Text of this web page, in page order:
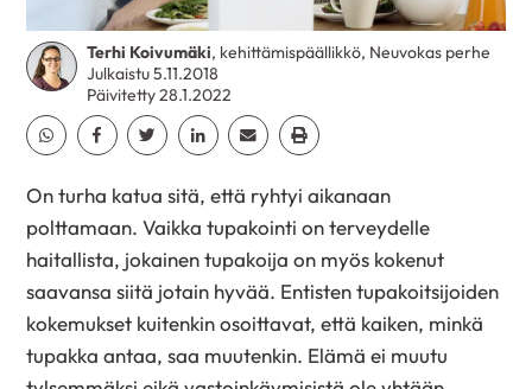
Terhi Koivumäki, kehittämispäällikkö, Neuvokas perhe
Julkaistu 5.11.2018
Päivitetty 28.1.2022
Jaa Whatsapp
Jaa Facebook
Jaa TwitterJaa Linkedin
Jaa EmailJaa Print
On turha katua sitä, että ryhtyi aikanaan
polttamaan. Vaikka tupakointi on terveydelle
haitallista, jokainen tupakoija on myös kokenut
saavansa siitä jotain hyvää. Entisten tupakoitsijoiden
kokemukset kuitenkin osoittavat, että kaiken, minkä
tupakka antaa, saa muutenkin. Elämä ei muutu